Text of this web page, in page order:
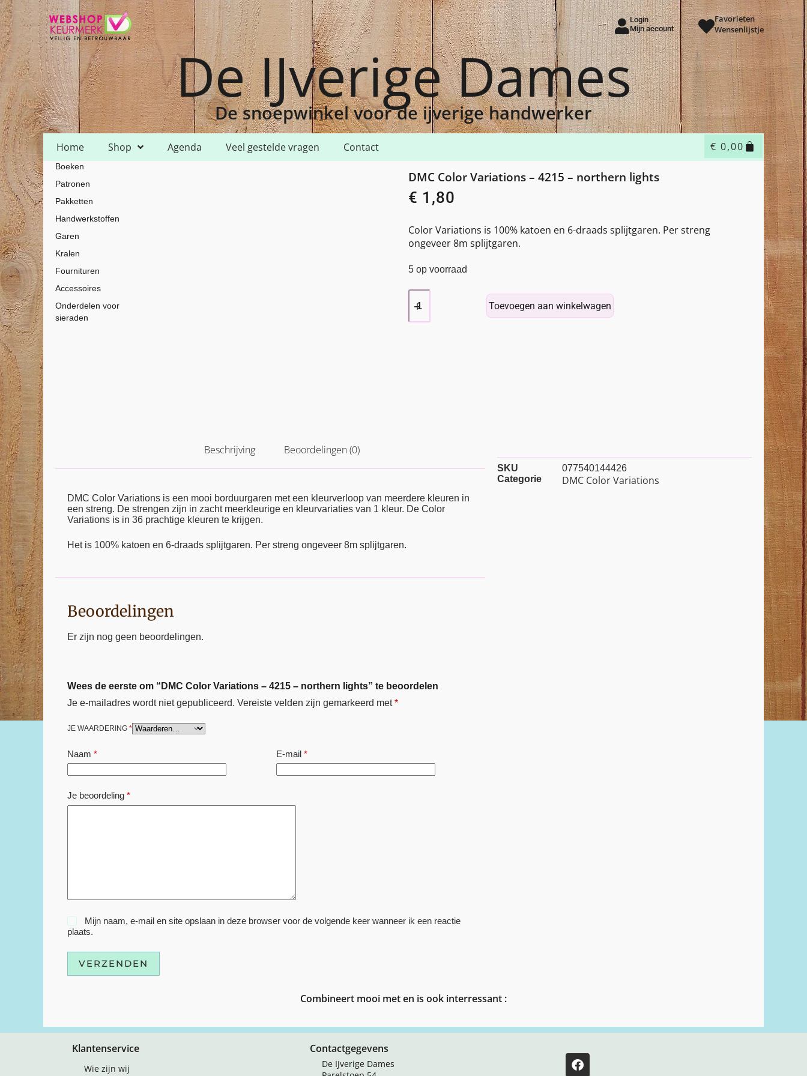
Login
Mijn account
Favorieten
Wensenlijstje
De IJverige Dames
De snoepwinkel voor de ijverige handwerker
Home Shop Agenda Veel gestelde vragen Contact € 0,00
Home Shop
Boeken
Patronen
Pakketten
Handwerkstoffen
Garen
Kralen
Fournituren
Accessoires
Onderdelen voor
sieraden
DMC Color Variations – 4215 – northern lights
€ 1,80
Color Variations is 100% katoen en 6-draads splijtgaren. Per streng
ongeveer 8m splijtgaren.
5 op voorraad
Toevoegen aan winkelwagen
Beschrijving Beoordelingen (0)
DMC Color Variations is een mooi borduurgaren met een kleurverloop van meerdere kleuren in
een streng. De strengen zijn in zacht meerkleurige en kleurvariaties van 1 kleur. De Color
Variations is in 36 prachtige kleuren te krijgen.
Het is 100% katoen en 6-draads splijtgaren. Per streng ongeveer 8m splijtgaren.
Beoordelingen
Er zijn nog geen beoordelingen.
Wees de eerste om “DMC Color Variations – 4215 – northern lights” te beoordelen
Je e-mailadres wordt niet gepubliceerd. Vereiste velden zijn gemarkeerd met*
JE WAARDERING *
Naam * E-mail*
Je beoordeling *
Mijn naam, e-mail en site opslaan in deze browser voor de volgende keer wanneer ik een reactie
plaats.
VERZENDEN
SKU
077540144426
Categorie
DMC Color Variations
Combineert mooi met en is ook interressant :
Klantenservice
Wie zijn wij
Contactgegevens
De IJverige Dames